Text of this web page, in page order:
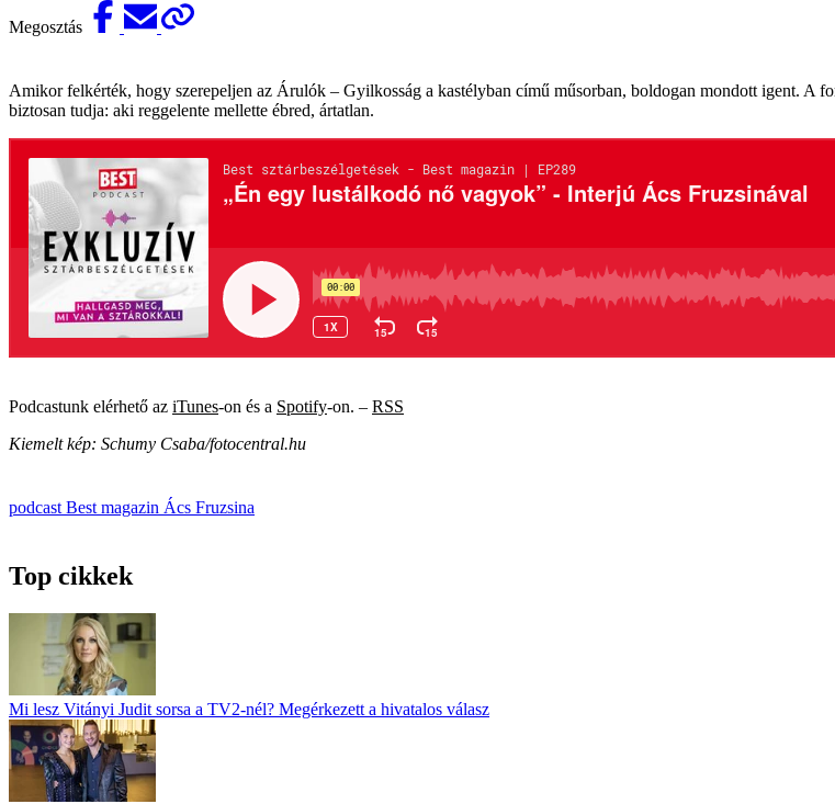
Megosztás
Amikor felkérték, hogy szerepeljen az Árulók – Gyilkosság a kastélyban című műsorban, boldogan mondott igent. A
biztosan tudja: aki reggelente mellette ébred, ártatlan.
Podcastunk elérhető az iTunes-on és a Spotify-on. – RSS
Kiemelt kép: Schumy Csaba/fotocentral.hu
podcast Best magazin Ács Fruzsina
Top cikkek
Mi lesz Vitányi Judit sorsa a TV2-nél? Megérkezett a hivatalos válasz